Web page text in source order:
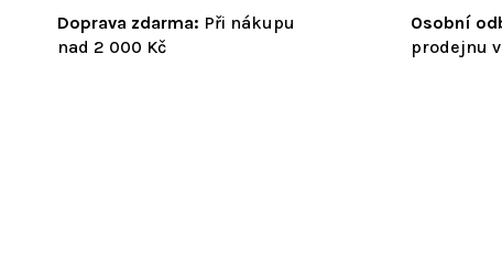
Doprava zdarma: Při nákupu
nad 2 000 Kč
Osobní
prodejnu